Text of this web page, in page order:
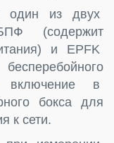
один из двух
(содержит
и EPFK
включение в
бокса для
к сети.